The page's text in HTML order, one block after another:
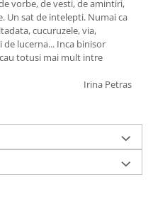
vorbe, de vesti, de amintiri,
Un sat de intelepti. Numai ca
cucuruzele, via,
lucerna... Inca binisor
totusi mai mult intre
Irina Petras